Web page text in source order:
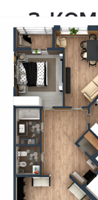
3-
111.7 м²
Комнатность
Проект
Дом
Этаж
Срок сдачи
Отделка